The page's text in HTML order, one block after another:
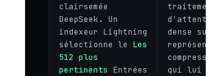
clairsemée
DeepSeek. Un
indexeur Lightning
sélectionne le Les
512 plus
pertinents
Entrées
traitement
dense sur
qui lui